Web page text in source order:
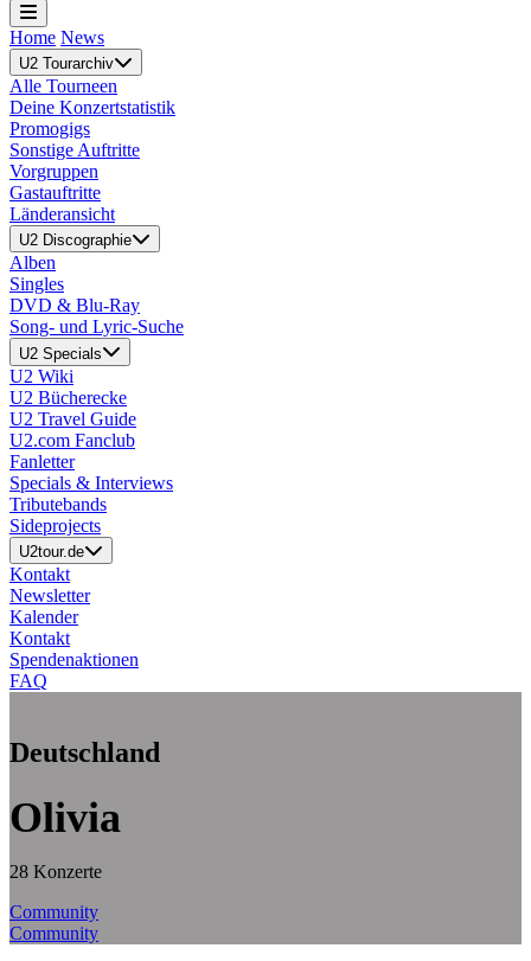
Home News
U2 Tourarchiv
Alle Tourneen
Deine Konzertstatistik
Promogigs
Sonstige Auftritte
Vorgruppen
Gastauftritte
Länderansicht
U2 Discographie
Alben
Singles
DVD & Blu-Ray
Song- und Lyric-Suche
U2 Specials
U2 Wiki
U2 Bücherecke
U2 Travel Guide
U2.com Fanclub
Fanletter
Specials & Interviews
Tributebands
Sideprojects
U2tour.de
Kontakt
Newsletter
Kalender
Kontakt
Spendenaktionen
FAQ
Deutschland
Olivia
28 Konzerte
Community
Community